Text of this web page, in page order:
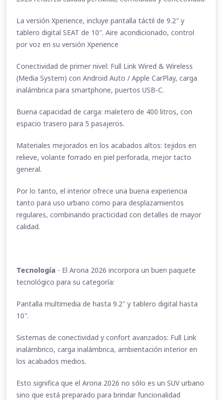
La versión Xperience, incluye pantalla táctil de 9.2″ y
tablero digital SEAT de 10″. Aire acondicionado, control
por voz en su versión Xperience
Conectividad de primer nivel: Full Link Wired & Wireless
(Media System) con Android Auto / Apple CarPlay, carga
inalámbrica para smartphone, puertos USB-C.
Buena capacidad de carga: maletero de 400 litros, con
espacio trasero para 5 pasajeros.
Materiales mejorados en los acabados altos: tejidos en
relieve, volante forrado en piel perforada, mejor tacto
general.
Por lo tanto, el interior ofrece una buena experiencia
tanto para uso urbano como para desplazamientos
regulares, combinando practicidad con detalles de mayor
calidad.
Tecnología - El Arona 2026 incorpora un buen paquete
tecnológico para su categoría:
Pantalla multimedia de hasta 9.2″ y tablero digital hasta
10″.
Sistemas de conectividad y confort avanzados: Full Link
inalámbrico, carga inalámbrica, ambientación interior en
los acabados medios.
Esto significa que el Arona 2026 no sólo es un SUV urbano
sino que está preparado para brindar funcionalidad